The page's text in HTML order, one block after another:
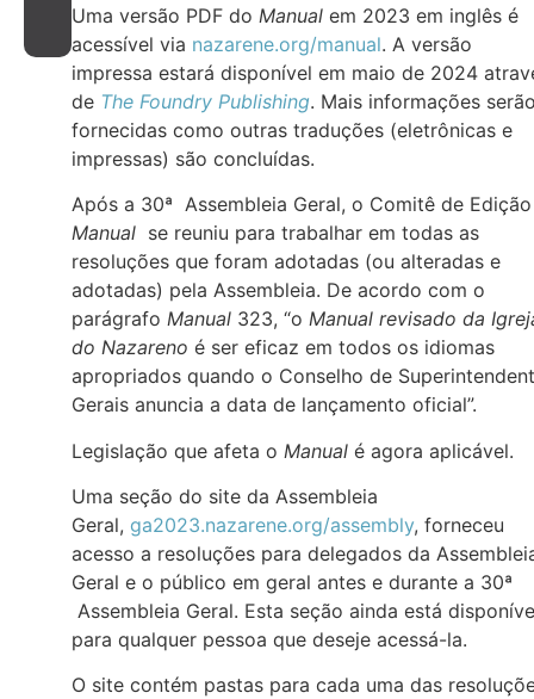
Uma versão PDF do Manual em 2023 em inglês é
acessível via nazarene.org/manual. A versão
impressa estará disponível em maio de 2024
de The Foundry Publishing. Mais informações
fornecidas como outras traduções (eletrônicas e
impressas) são concluídas.
Após a 30ª Assembleia Geral, o Comitê de Edição
Manual se reuniu para trabalhar em todas as
resoluções que foram adotadas (ou alteradas e
adotadas) pela Assembleia. De acordo com o
parágrafo Manual 323, “o Manual revisado da
do Nazareno é ser eficaz em todos os idiomas
apropriados quando o Conselho de
Gerais anuncia a data de lançamento oficial”.
Legislação que afeta o Manual é agora aplicável.
Uma seção do site da Assembleia
Geral, ga2023.nazarene.org/assembly, forneceu
acesso a resoluções para delegados da
Geral e o público em geral antes e durante a 30ª
Assembleia Geral. Esta seção ainda está
para qualquer pessoa que deseje acessá-la.
O site contém pastas para cada uma das